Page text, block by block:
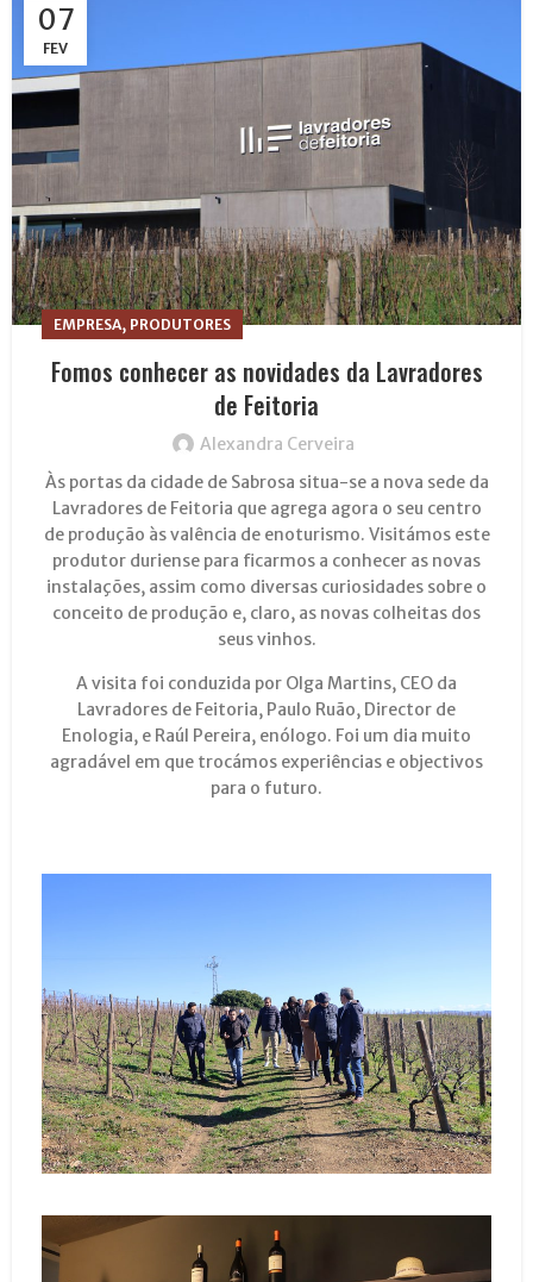
07
FEV
EMPRESA, PRODUTORES
Fomos conhecer as novidades da Lavradores
de Feitoria
Alexandra Cerveira
Às portas da cidade de Sabrosa situa-se a nova sede da
Lavradores de Feitoria que agrega agora o seu centro
de produção às valência de enoturismo. Visitámos este
produtor duriense para ficarmos a conhecer as novas
instalações, assim como diversas curiosidades sobre o
conceito de produção e, claro, as novas colheitas dos
seus vinhos.
A visita foi conduzida por Olga Martins, CEO da
Lavradores de Feitoria, Paulo Ruão, Director de
Enologia, e Raúl Pereira, enólogo. Foi um dia muito
agradável em que trocámos experiências e objectivos
para o futuro.